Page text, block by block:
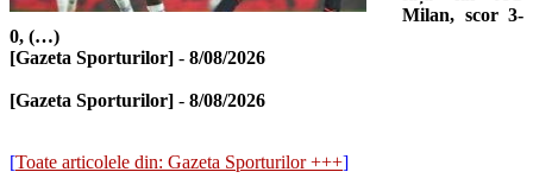
Milan, scor 3-
0, (…)
[Gazeta Sporturilor] - 8/08/2026
[Gazeta Sporturilor] - 8/08/2026
[Toate articolele din: Gazeta Sporturilor +++]